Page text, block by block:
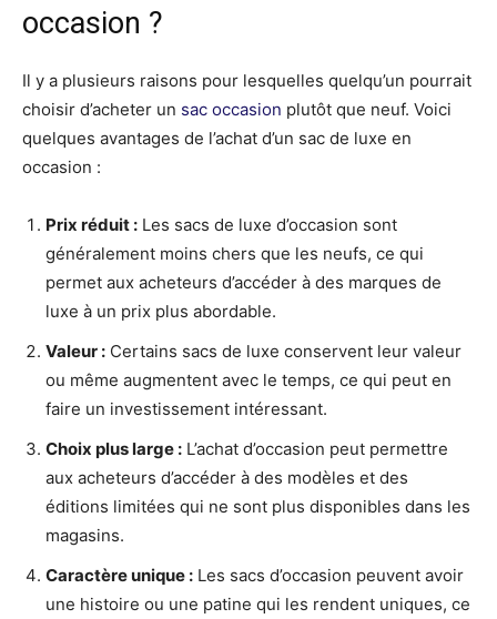
occasion ?
Il y a plusieurs raisons pour lesquelles quelqu’un pourrait
choisir d’acheter un sac occasion plutôt que neuf. Voici
quelques avantages de l’achat d’un sac de luxe en
occasion :
Prix réduit : Les sacs de luxe d’occasion sont
généralement moins chers que les neufs, ce qui
permet aux acheteurs d’accéder à des marques de
luxe à un prix plus abordable.
Valeur : Certains sacs de luxe conservent leur valeur
ou même augmentent avec le temps, ce qui peut en
faire un investissement intéressant.
Choix plus large : L’achat d’occasion peut permettre
aux acheteurs d’accéder à des modèles et des
éditions limitées qui ne sont plus disponibles dans les
magasins.
Caractère unique : Les sacs d’occasion peuvent avoir
une histoire ou une patine qui les rendent uniques, ce